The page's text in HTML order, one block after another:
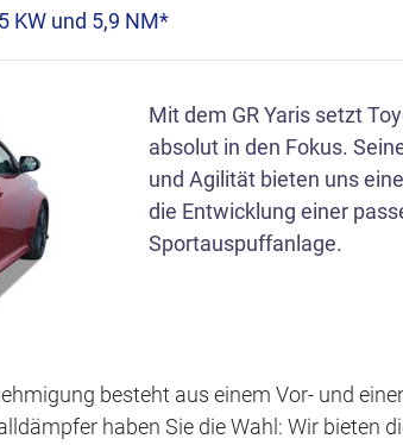
i
n
g
e
n
KW und 5,9 NM*
Mit dem GR Yaris setzt
absolut in den Fokus.
und Agilität bieten uns
die Entwicklung einer
Sportauspuffanlage.
besteht aus einem Vor- und
haben Sie die Wahl: Wir bieten